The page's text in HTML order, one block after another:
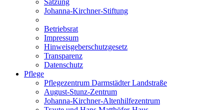
Satzung
Johanna-Kirchner-Stiftung
Betriebsrat
Impressum
Hinweisgeberschutzgesetz
Transparenz
Datenschutz
Pflege
Pflegezentrum Darmstädter Landstraße
August-Stunz-Zentrum
Johanna-Kirchner-Altenhilfezentrum